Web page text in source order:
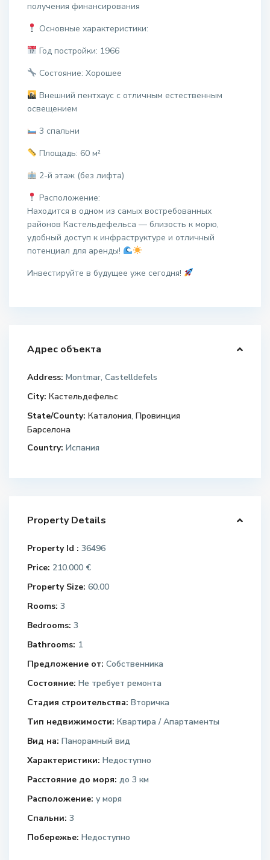
получения финансирования
Основные характеристики:
Год постройки: 1966
Состояние: Хорошее
Внешний пентхаус с отличным естественным
освещением
3 спальни
Площадь: 60 м²
2-й этаж (без лифта)
Расположение:
Находится в одном из самых востребованных
районов Кастельдефельса — близость к морю,
удобный доступ к инфраструктуре и отличный
потенциал для аренды!
Инвестируйте в будущее уже сегодня!
Адрес объекта
Address: Montmar, Castelldefels
City: Кастельдефельс
State/County: Каталония,Провинция
Барселона
Country: Испания
Property Details
Property Id : 36496
Price: 210.000 €
Property Size: 60.00
Rooms: 3
Bedrooms: 3
Bathrooms: 1
Предложение от: Собственника
Состояние: Не требует ремонта
Стадия строительства: Вторичка
Тип недвижимости: Квартира / Апартаменты
Вид на: Панорамный вид
Характеристики: Недоступно
Расстояние до моря: до 3 км
Расположение: у моря
Спальни: 3
Побережье: Недоступно